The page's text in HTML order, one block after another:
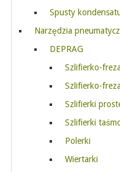
Spusty
Narzędzia
DEPRAG
Szlifierko-
Szlifierko-
Szlifierki
Szlifierki
Polerki
Wiertarki